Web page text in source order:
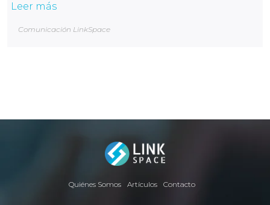
Leer más
Comunicación LinkSpace
Quiénes Somos Artículos Contacto